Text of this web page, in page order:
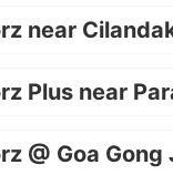
near
Plus near
@ Goa